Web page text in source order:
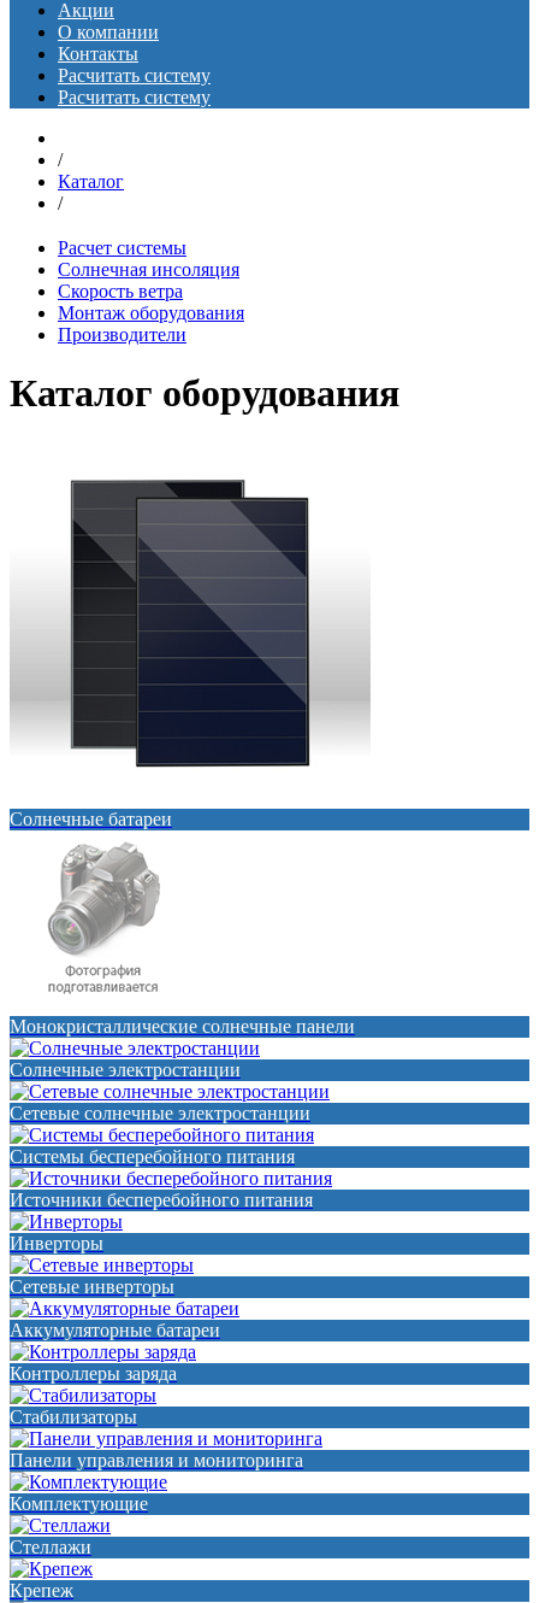
Акции
О компании
Контакты
Расчитать систему
Расчитать систему
/
Каталог
/
Расчет системы
Солнечная инсоляция
Скорость ветра
Монтаж оборудования
Производители
Каталог оборудования
Солнечные батареи
Монокристаллические солнечные панели
Солнечные электростанции
Сетевые солнечные электростанции
Системы бесперебойного питания
Источники бесперебойного питания
Инверторы
Сетевые инверторы
Аккумуляторные батареи
Контроллеры заряда
Стабилизаторы
Панели управления и мониторинга
Комплектующие
Стеллажи
Крепеж